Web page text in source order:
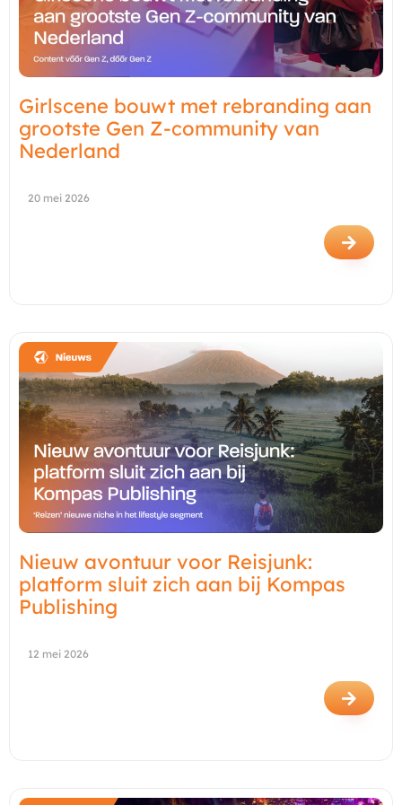
Girlscene bouwt met rebranding aan
grootste Gen Z-community van
Nederland
20 mei 2026
Nieuw avontuur voor Reisjunk:
platform sluit zich aan bij Kompas
Publishing
12 mei 2026